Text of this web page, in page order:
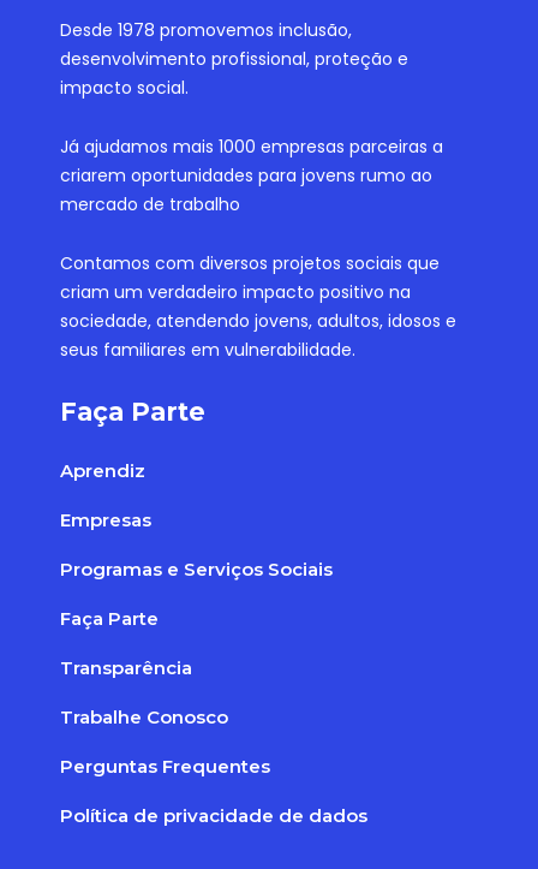
Desde 1978 promovemos inclusão,
desenvolvimento profissional, proteção e
impacto social.
Já ajudamos mais 1000 empresas parceiras a
criarem oportunidades para jovens rumo ao
mercado de trabalho
Contamos com diversos projetos sociais que
criam um verdadeiro impacto positivo na
sociedade, atendendo jovens, adultos, idosos e
seus familiares em vulnerabilidade.
Faça Parte
Aprendiz
Empresas
Programas e Serviços Sociais
Faça Parte
Transparência
Trabalhe Conosco
Perguntas Frequentes
Política de privacidade de dados